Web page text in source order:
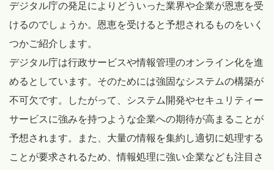
デジタル庁の発足によりどういった業界や企業が恩恵を受
けるのでしょうか。恩恵を受けると予想されるものをいく
つかご紹介します。
デジタル庁は行政サービスや情報管理のオンライン化を進
めるとしています。そのためには強固なシステムの構築が
不可欠です。したがって、システム開発やセキュリティー
サービスに強みを持つような企業への期待が高まることが
予想されます。また、大量の情報を集約し適切に処理する
ことが要求されるため、情報処理に強い企業なども注目さ